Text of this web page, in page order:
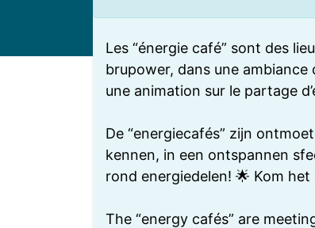
Les “énergie café” sont des
brupower, dans une
une animation sur le partage
De “energiecafés” zijn
kennen, in een ontspannen
rond energiedelen! 🌟 Kom
The “energy cafés” are